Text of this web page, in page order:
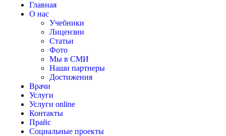
Главная
О нас
Учебники
Лицензии
Статьи
Фото
Мы в СМИ
Наши партнеры
Достижения
Врачи
Услуги
Услуги online
Контакты
Прайс
Социальные проекты